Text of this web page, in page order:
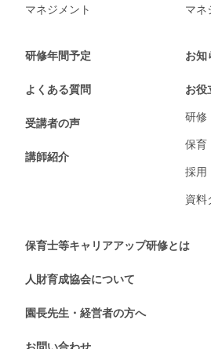
マネジメント
マネ
研修年間予定
よくある質問
受講者の声
講師紹介
お知
お役
研修
保育
採用
資料
保育士等キャリアアップ研修とは
人財育成協会について
園長先生・経営者の方へ